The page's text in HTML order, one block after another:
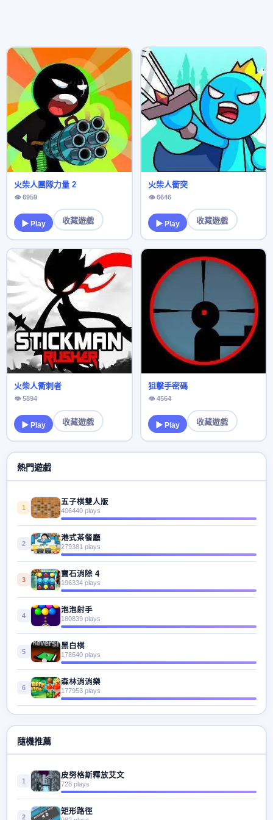
火柴人團隊力量 2
👁 6959
▶ Play 收藏遊戲
火柴人衝突
👁 6646
▶ Play 收藏遊戲
火柴人衝刺者
👁 5894
▶ Play 收藏遊戲
狙擊手密碼
👁 4564
▶ Play 收藏遊戲
熱門遊戲
1
五子棋雙人版
406440 plays
2
港式茶餐廳
279381 plays
3
寶石消除 4
196334 plays
4
泡泡射手
180839 plays
5
黑白棋
178640 plays
6
森林消消樂
177953 plays
隨機推薦
1
皮努格斯釋放艾文
728 plays
2
矩形路徑